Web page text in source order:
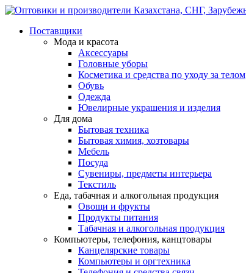
Поставщики
Мода и красота
Аксессуары
Головные уборы
Косметика и средства по уходу за телом
Обувь
Одежда
Ювелирные украшения и изделия
Для дома
Бытовая техника
Бытовая химия, хозтовары
Мебель
Посуда
Сувениры, предметы интерьера
Текстиль
Еда, табачная и алкогольная продукция
Овощи и фрукты
Продукты питания
Табачная и алкогольная продукция
Компьютеры, телефония, канцтовары
Канцелярские товары
Компьютеры и оргтехника